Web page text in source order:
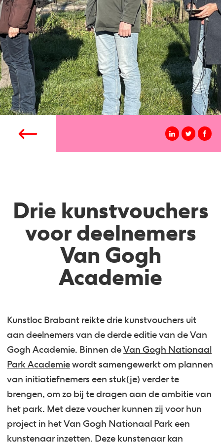
Drie kunstvouchers
voor deelnemers
Van Gogh
Academie
Kunstloc Brabant reikte drie kunstvouchers uit
aan deelnemers van de derde editie van de Van
Gogh Academie. Binnen deVan Gogh Nationaal
Park Academie wordt samengewerkt om plannen
van initiatiefnemers een stuk(je) verder te
brengen, om zo bij te dragen aan de ambitie van
het park. Met deze voucher kunnen zij voor hun
project in het Van Gogh Nationaal Park een
kunstenaar inzetten. Deze kunstenaar kan